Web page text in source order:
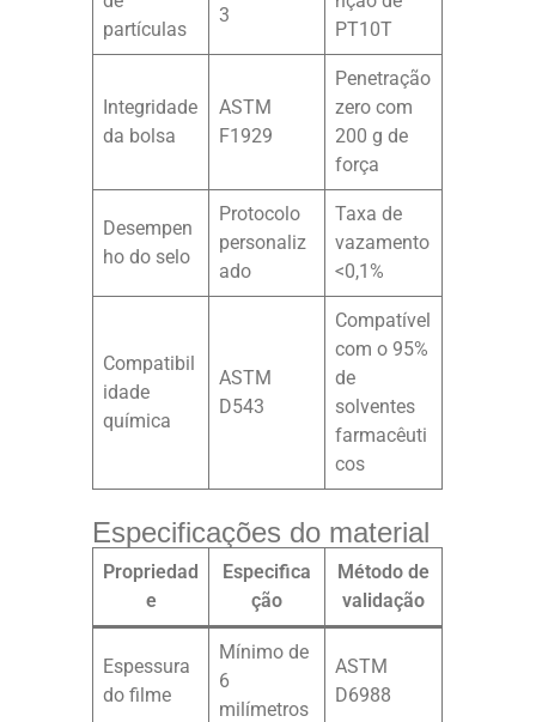
partículas
3
PT10T
Integridade
da bolsa
ASTM
F1929
Penetração
zero com
200 g de
força
Desempen
ho do selo
Protocolo
personaliz
ado
Taxa de
vazamento
<0,1%
Compatibil
idade
química
ASTM
D543
Compatível
com o 95%
de
solventes
farmacêuti
cos
Especificações do material
Propriedad
e
Especifica
ção
Método de
validação
Espessura
do filme
Mínimo de
6
milímetros
ASTM
D6988